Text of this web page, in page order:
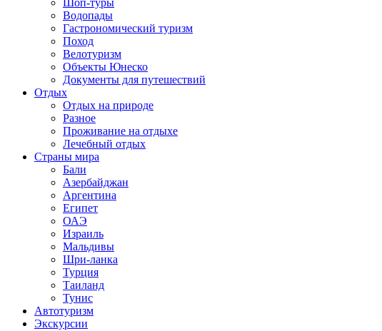
Шоп-туры
Водопады
Гастрономический туризм
Поход
Велотуризм
Объекты Юнеско
Документы для путешествий
Отдых
Отдых на природе
Разное
Проживание на отдыхе
Лечебный отдых
Страны мира
Бали
Азербайджан
Аргентина
Египет
ОАЭ
Израиль
Мальдивы
Шри-ланка
Турция
Таиланд
Тунис
Автотуризм
Экскурсии